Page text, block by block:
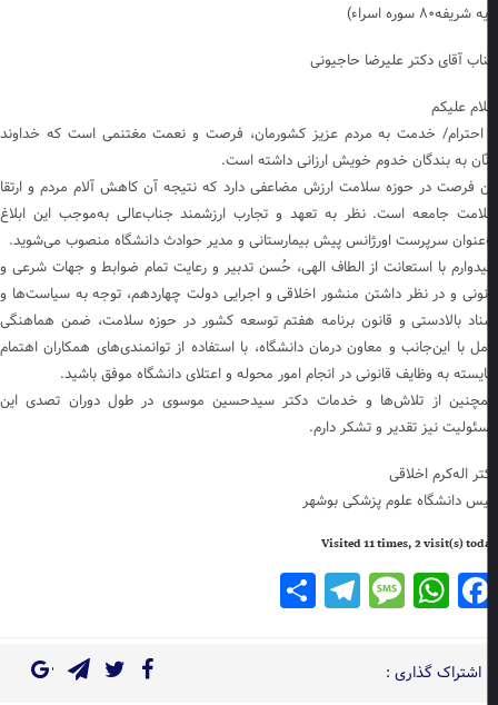
سوره اسراء)
آقای دکتر علیرضا حاجیونی
علیکم
احترام/ خدمت به مردم عزیز کشورمان، فرصت و نعمت مغتنمی است که خداوند
به بندگان خدوم خویش ارزانی داشته است.
فرصت در حوزه سلامت ارزش مضاعفی دارد که نتیجه آن کاهش آلام مردم و ارتقا
جامعه است. نظر به تعهد و تجارب ارزشمند جناب‌عالی به‌موجب این ابلاغ
سرپرست اورژانس پیش ‌بیمارستانی و مدیر حوادث دانشگاه منصوب می‌شوید.
با استعانت از الطاف الهی، حُسن تدبیر و رعایت تمام ضوابط و جهات شرعی و
و در نظر داشتن منشور اخلاقی و اجرایی دولت چهاردهم، توجه به سیاست‌ها و
بالادستی و قانون برنامه هفتم توسعه کشور در حوزه سلامت، ضمن هماهنگی
با این‌جانب و معاون درمان دانشگاه، با استفاده از توانمندی‌های همکاران اهتمام
به وظایف قانونی در انجام امور محوله و اعتلای دانشگاه موفق باشید.
از تلاش‌ها و خدمات دکتر سیدحسین موسوی در طول دوران تصدی این
نیز تقدیر و تشکر دارم.
اله‌کرم اخلاقی
دانشگاه علوم پزشکی بوشهر
Visited 11 times, 2 visit(s)
Facebook
WhatsApp
Message
Telegram
Share
اشتراک گذاری :